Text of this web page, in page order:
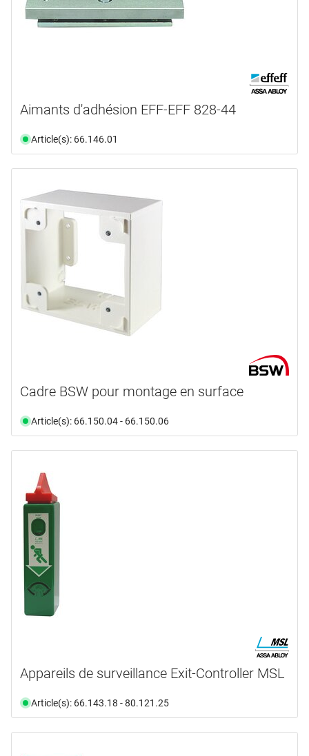
Aimants d'adhésion EFF-EFF 828-44
Article(s): 66.146.01
Cadre BSW pour montage en surface
Article(s): 66.150.04 - 66.150.06
Appareils de surveillance Exit-Controller MSL
Article(s): 66.143.18 - 80.121.25